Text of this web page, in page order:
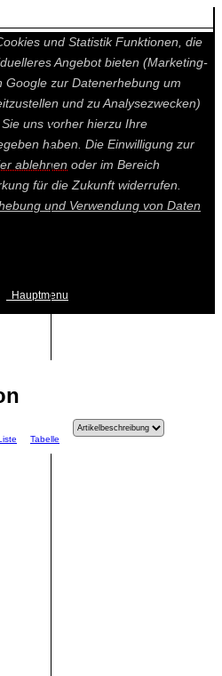
notwendige Cookies gesetzt.
und Statistik Funktionen, die
Angebot bieten (Marketing-
Google zur Datenerhebung um
und zu Analysezwecken)
uns vorher hierzu Ihre
haben. Die Einwilligung zur
ablehnen oder im Bereich
für die Zukunft widerrufen.
und Verwendung von Daten
Hauptmenu
Tabelle